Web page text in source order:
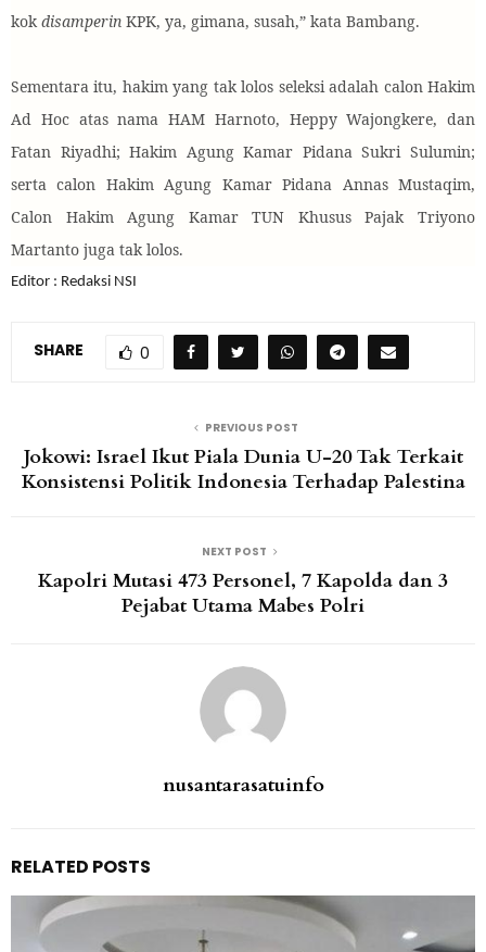
kok disamperin KPK, ya, gimana, susah,” kata Bambang.
Sementara itu, hakim yang tak lolos seleksi adalah calon Hakim
Ad Hoc atas nama HAM Harnoto, Heppy Wajongkere, dan
Fatan Riyadhi; Hakim Agung Kamar Pidana Sukri Sulumin;
serta calon Hakim Agung Kamar Pidana Annas Mustaqim,
Calon Hakim Agung Kamar TUN Khusus Pajak Triyono
Martanto juga tak lolos.
Editor : Redaksi NSI
SHARE 0
PREVIOUS POST
Jokowi: Israel Ikut Piala Dunia U-20 Tak Terkait
Konsistensi Politik Indonesia Terhadap Palestina
NEXT POST
Kapolri Mutasi 473 Personel, 7 Kapolda dan 3
Pejabat Utama Mabes Polri
nusantarasatuinfo
RELATED POSTS